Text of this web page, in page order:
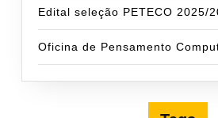
Edital seleção PETECO 2025/
Oficina de Pensamento